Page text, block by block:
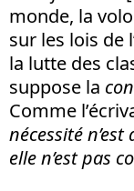
monde, la
sur les lois de
la lutte des
suppose la
Comme
nécessité
elle n’est pas